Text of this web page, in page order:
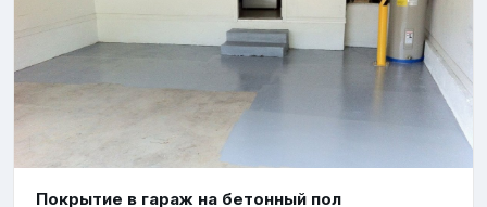
Покрытие в гараж на бетонный пол